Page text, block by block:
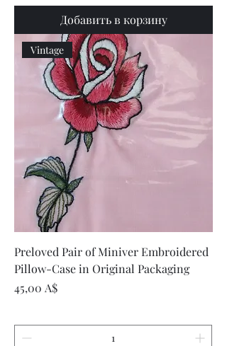
Добавить в корзину
Vintage
Preloved Pair of Miniver Embroidered
Pillow-Case in Original Packaging
Цена
45,00 A$